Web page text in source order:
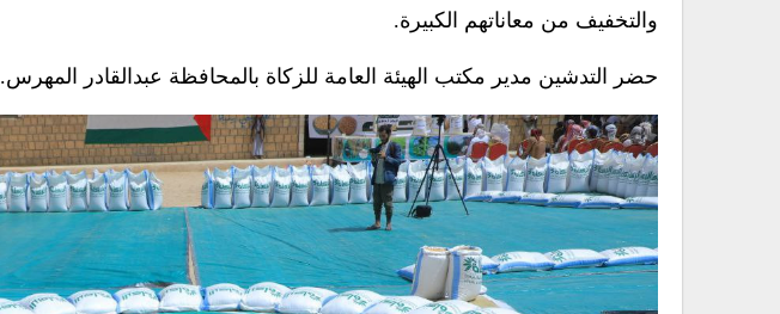
والتخفيف من معاناتهم الكبيرة.
حضر التدشين مدير مكتب الهيئة العامة للزكاة بالمحافظة عبدالقادر المهرس.